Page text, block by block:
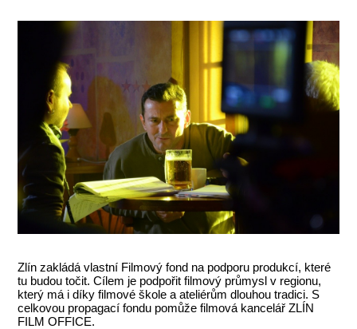
Zlín zakládá vlastní Filmový fond na podporu produkcí, které
tu budou točit. Cílem je podpořit filmový průmysl v regionu,
který má i díky filmové škole a ateliérům dlouhou tradici. S
celkovou propagací fondu pomůže filmová kancelář ZLÍN
FILM OFFICE.